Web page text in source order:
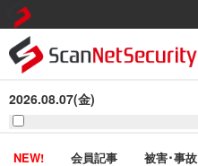
2026.08.07(金)
NEW! 会員記事 被害･事故